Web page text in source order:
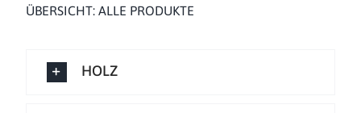
ÜBERSICHT: ALLE PRODUKTE
HOLZ